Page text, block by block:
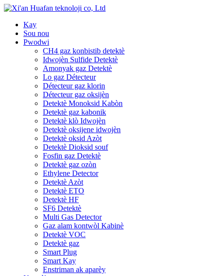
Kay
Sou nou
Pwodwi
CH4 gaz konbistib detektè
Idwojèn Sulfide Detektè
Amonyak gaz Detektè
Lo gaz Détecteur
Détecteur gaz klorin
Détecteur gaz oksijèn
Detektè Monoksid Kabòn
Detektè gaz kabonik
Detektè klò Idwojèn
Detektè oksijene idwojèn
Detektè oksid Azòt
Detektè Dioksid souf
Fosfin gaz Detektè
Detektè gaz ozòn
Ethylene Detector
Detektè Azòt
Detektè ETO
Detektè HF
SF6 Detektè
Multi Gas Detector
Gaz alam kontwòl Kabinè
Detektè VOC
Detektè gaz
Smart Plug
Smart Kay
Enstriman ak aparèy